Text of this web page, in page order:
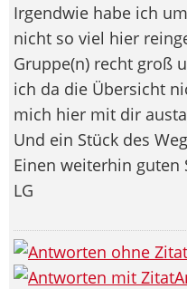
Irgendwie habe ich
nicht so viel hier
Gruppe(n) recht groß
ich da die Übersicht
mich hier mit dir
Und ein Stück des
Einen weiterhin guten
LG